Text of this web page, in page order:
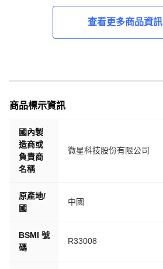
查看更多商品資訊
商品標示資訊
國內製
造商或
負責商
名稱
微星科技股份有限公司
原產地/
國
中國
BSMI 號
碼
R33008